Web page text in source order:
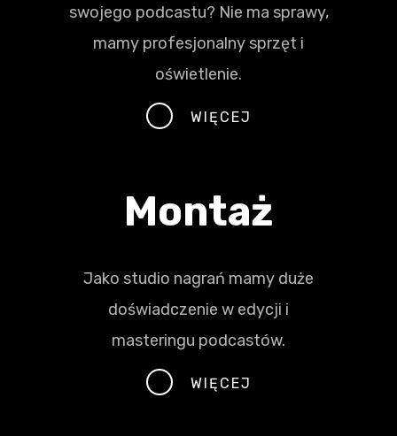
swojego podcastu? Nie ma sprawy,
mamy profesjonalny sprzęt i
oświetlenie.
WIĘCEJ
Montaż
Jako studio nagrań mamy duże
doświadczenie w edycji i
masteringu podcastów.
WIĘCEJ